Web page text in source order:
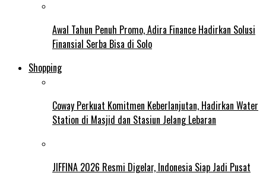
Awal Tahun Penuh Promo, Adira Finance Hadirkan Solusi
Finansial Serba Bisa di Solo
Shopping
Coway Perkuat Komitmen Keberlanjutan, Hadirkan Water
Station di Masjid dan Stasiun Jelang Lebaran
JIFFINA 2026 Resmi Digelar, Indonesia Siap Jadi Pusat